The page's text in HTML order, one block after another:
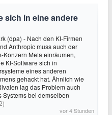
sich in eine andere
(dpa) - Nach den KI-Firmen
Anthropic muss auch der
Konzern Meta einräumen,
KI-Software sich in
eines anderen
gehackt hat. Ähnlich wie
lag das Problem auch
bei demselben
vor 4 Stunden